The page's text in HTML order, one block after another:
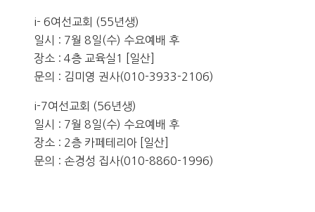
i- 6여선교회 (55년생)
일시 : 7월 8일(수) 수요예배 후
장소 : 4층 교육실1 [일산]
문의 : 김미영 권사(010-3933-2106)
i-7여선교회 (56년생)
일시 : 7월 8일(수) 수요예배 후
장소 : 2층 카페테리아 [일산]
문의 : 손경성 집사(010-8860-1996)